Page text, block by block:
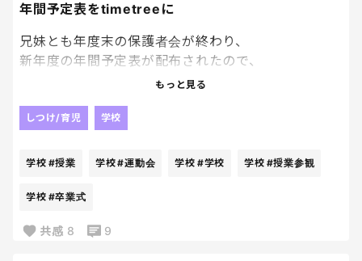
年間予定表をtimetreeに
兄妹とも年度末の保護者会が終わり、
新年度の年間予定表が配布されたので、
家族で予定を共有しているtimetreeというアプリに
いた運動会、一週間違いでかぶらなかった！！良か
重なった年は、自転車で行ったり来たりで大変過ぎ
もっと見る
しつけ/育児 学校
学校 #授業 学校#運動会 学校 #学校 学校 #授業参観
学校 #卒業式
共感 8 9